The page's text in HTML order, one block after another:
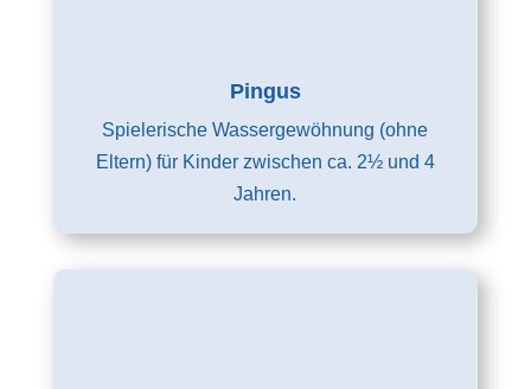
Pingus
Spielerische Wassergewöhnung (ohne
Eltern) für Kinder zwischen ca. 2½ und 4
Jahren.